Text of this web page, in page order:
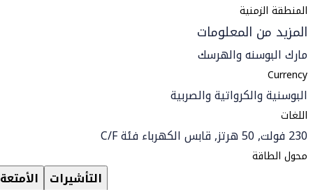
المنطقة الزمنية
المزيد من المعلومات
مارك البوسنه والهرسك
Currency
البوسنية والكرواتية والصربية
اللغات
230 فولت, 50 هرتز, قابس الكهرباء فئة C/F
محول الطاقة
الأمتعة التأشيرات